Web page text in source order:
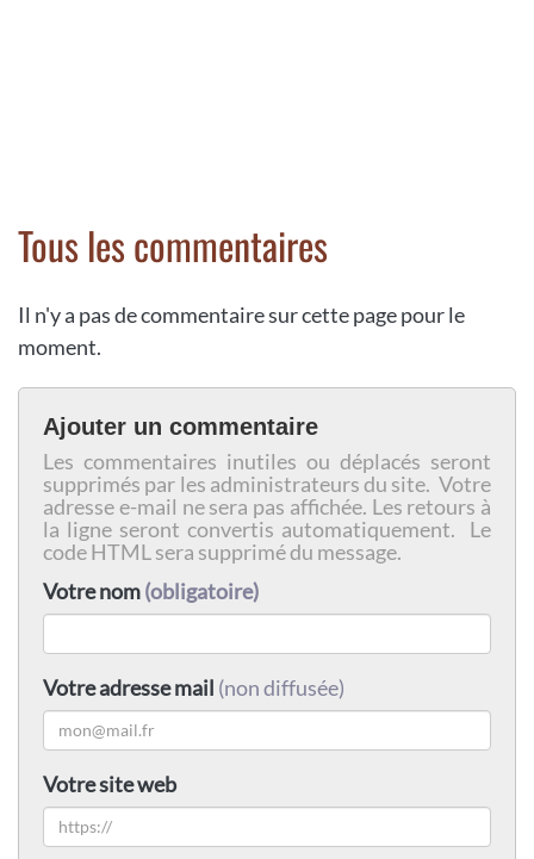
Tous les commentaires
Il n'y a pas de commentaire sur cette page pour le
moment.
Ajouter un commentaire
Les commentaires inutiles ou déplacés seront
supprimés par les administrateurs du site. Votre
adresse e-mail ne sera pas affichée. Les retours à
la ligne seront convertis automatiquement. Le
code HTML sera supprimé du message.
Votre nom(obligatoire)
Votre adresse mail (non diffusée)
Votre site web